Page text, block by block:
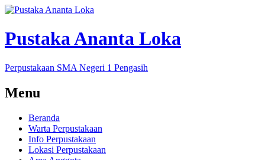
Pustaka Ananta Loka
Perpustakaan SMA Negeri 1 Pengasih
Menu
Beranda
Warta Perpustakaan
Info Perpustakaan
Lokasi Perpustakaan